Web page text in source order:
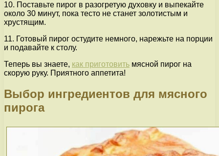
10. Поставьте пирог в разогретую духовку и выпекайте
около 30 минут, пока тесто не станет золотистым и
хрустящим.
11. Готовый пирог остудите немного, нарежьте на порции
и подавайте к столу.
Теперь вы знаете, как приготовить мясной пирог на
скорую руку. Приятного аппетита!
Выбор ингредиентов для мясного
пирога